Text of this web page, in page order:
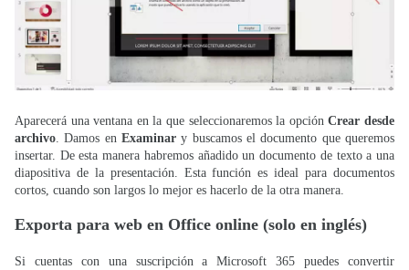
Aparecerá una ventana en la que seleccionaremos la opciónCrear desde
archivo . Damos en Examinary buscamos el documento que queremos
insertar. De esta manera habremos añadido un documento de texto a una
diapositiva de la presentación. Esta función es ideal para documentos
cortos, cuando son largos lo mejor es hacerlo de la otra manera.
Exporta para web en Office online (solo en inglés)
Si cuentas con una suscripción a Microsoft 365 puedes convertir